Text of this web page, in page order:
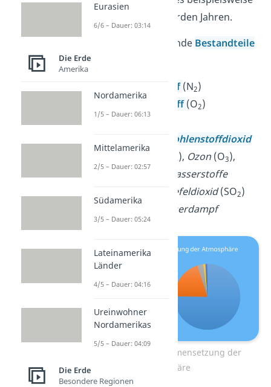
erst seit etwa 3,5 Milliarden Jahren.
Heute findest du folgende Bestandteile
in der Atmosphäre:
Stickstoff(N2)
Sauerstoff(O2)
fast 1%
Kohlenstoffdioxid
4), Ozon (O3),
Fluorchlorkohlenwasserstoffe
Schwefeldioxid(SO2)
Wasserdampf
Bestandteile/ Zusammensetzung der
Atmosphäre
Eurasien
6/6 – Dauer: 03:14
Die Erde
Amerika
Nordamerika
1/5 – Dauer: 06:13
Mittelamerika
2/5 – Dauer: 02:57
Südamerika
3/5 – Dauer: 05:24
Lateinamerika
Länder
4/5 – Dauer: 04:16
Ureinwohner
Nordamerikas
5/5 – Dauer: 04:09
Die Erde
Besondere Regionen